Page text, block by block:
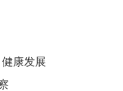
康发展